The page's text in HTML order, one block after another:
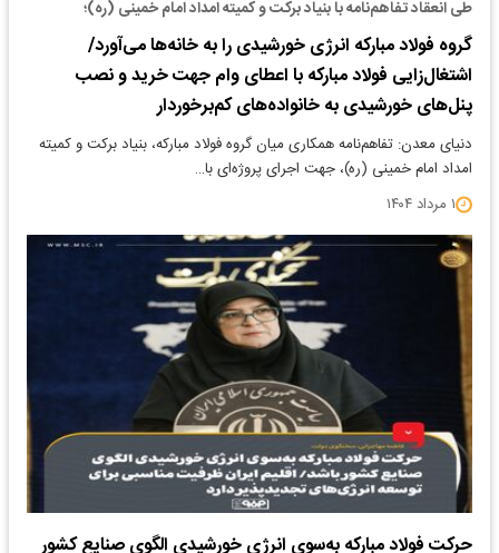
طی انعقاد تفاهم‌نامه با بنیاد برکت و کمیته امداد امام خمینی (ره)؛
گروه فولاد مبارکه انرژی خورشیدی را به خانه‌ها می‌آورد/
اشتغال‌زایی فولاد مبارکه با اعطای وام جهت خرید و نصب
پنل‌های خورشیدی به خانواده‌های کم‌برخوردار
دنیای معدن: تفاهم‌نامه همکاری میان گروه فولاد مبارکه، بنیاد برکت و کمیته
امداد امام خمینی (ره)، جهت اجرای پروژه‌ای با…
۱ مرداد ۱۴۰۴
حرکت فولاد مبارکه به‌سوی انرژی خورشیدی الگوی صنایع کشور